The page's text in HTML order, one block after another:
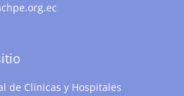
de Clínicas y Hospitales